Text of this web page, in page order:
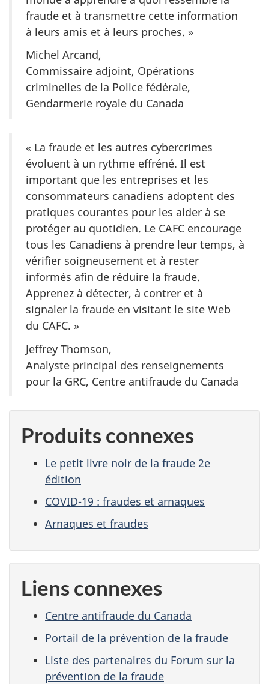
fraude et à transmettre cette information
à leurs amis et à leurs proches. »
Michel Arcand,
Commissaire adjoint, Opérations
criminelles de la Police fédérale,
Gendarmerie royale du Canada
« La fraude et les autres cybercrimes
évoluent à un rythme effréné. Il est
important que les entreprises et les
consommateurs canadiens adoptent des
pratiques courantes pour les aider à se
protéger au quotidien. Le CAFC encourage
tous les Canadiens à prendre leur temps, à
vérifier soigneusement et à rester
informés afin de réduire la fraude.
Apprenez à détecter, à contrer et à
signaler la fraude en visitant le site Web
du CAFC. »
Jeffrey Thomson,
Analyste principal des renseignements
pour la GRC, Centre antifraude du Canada
Produits connexes
Le petit livre noir de la fraude 2e
édition
COVID-19 : fraudes et arnaques
Arnaques et fraudes
Liens connexes
Centre antifraude du Canada
Portail de la prévention de la fraude
Liste des partenaires du Forum sur la
prévention de la fraude